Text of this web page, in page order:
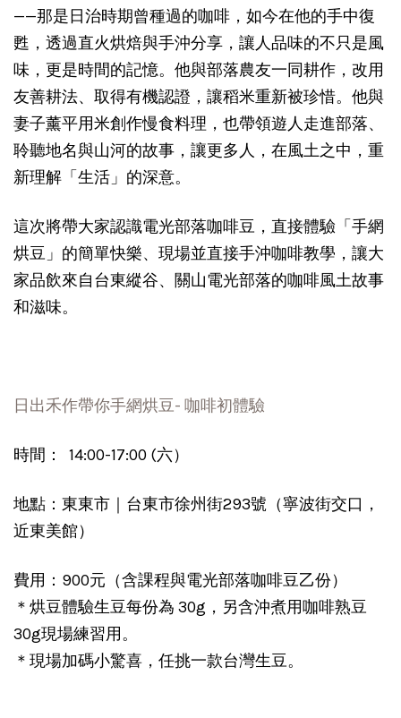
——那是日治時期曾種過的咖啡，如今在他的手中復
甦，透過直火烘焙與手沖分享，讓人品味的不只是風
味，更是時間的記憶。他與部落農友一同耕作，改用
友善耕法、取得有機認證，讓稻米重新被珍惜。他與
妻子薰平用米創作慢食料理，也帶領遊人走進部落、
聆聽地名與山河的故事，讓更多人，在風土之中，重
新理解「生活」的深意。
這次將帶大家認識電光部落咖啡豆，直接體驗「手網
烘豆」的簡單快樂、現場並直接手沖咖啡教學，讓大
家品飲來自台東縱谷、關山電光部落的咖啡風土故事
和滋味。
日出禾作帶你手網烘豆- 咖啡初體驗
時間： 14:00-17:00 (六）
地點：東東市｜台東市徐州街293號（寧波街交口，
近東美館）
費用：900元（含課程與電光部落咖啡豆乙份）
＊烘豆體驗生豆每份為 30g，另含沖煮用咖啡熟豆
30g現場練習用。
＊現場加碼小驚喜，任挑一款台灣生豆。